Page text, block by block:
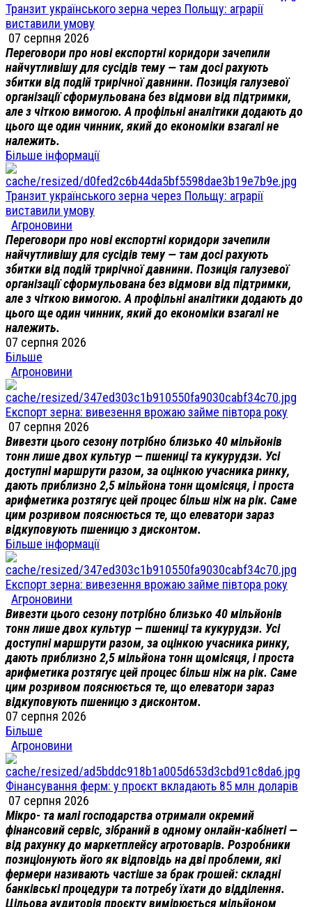
Транзит українського зерна через Польщу: аграрії
виставили умову
07 серпня 2026
Переговори про нові експортні коридори зачепили
найчутливішу для сусідів тему — там досі рахують
збитки від подій трирічної давнини. Позиція галузевої
організації сформульована без відмови від підтримки,
але з чіткою вимогою. А профільні аналітики додають до
цього ще один чинник, який до економіки взагалі не
належить.
Більше інформації
Транзит українського зерна через Польщу: аграрії
виставили умову
Агроновини
Переговори про нові експортні коридори зачепили
найчутливішу для сусідів тему — там досі рахують
збитки від подій трирічної давнини. Позиція галузевої
організації сформульована без відмови від підтримки,
але з чіткою вимогою. А профільні аналітики додають до
цього ще один чинник, який до економіки взагалі не
належить.
07 серпня 2026
Більше
Агроновини
Експорт зерна: вивезення врожаю займе півтора року
07 серпня 2026
Вивезти цього сезону потрібно близько 40 мільйонів
тонн лише двох культур — пшениці та кукурудзи. Усі
доступні маршрути разом, за оцінкою учасника ринку,
дають приблизно 2,5 мільйона тонн щомісяця, і проста
арифметика розтягує цей процес більш ніж на рік. Саме
цим розривом пояснюється те, що елеватори зараз
відкуповують пшеницю з дисконтом.
Більше інформації
Експорт зерна: вивезення врожаю займе півтора року
Агроновини
Вивезти цього сезону потрібно близько 40 мільйонів
тонн лише двох культур — пшениці та кукурудзи. Усі
доступні маршрути разом, за оцінкою учасника ринку,
дають приблизно 2,5 мільйона тонн щомісяця, і проста
арифметика розтягує цей процес більш ніж на рік. Саме
цим розривом пояснюється те, що елеватори зараз
відкуповують пшеницю з дисконтом.
07 серпня 2026
Більше
Агроновини
Фінансування ферм: у проєкт вкладають 85 млн доларів
07 серпня 2026
Мікро- та малі господарства отримали окремий
фінансовий сервіс, зібраний в одному онлайн-кабінеті —
від рахунку до маркетплейсу агротоварів. Розробники
позиціонують його як відповідь на дві проблеми, які
фермери називають частіше за брак грошей: складні
банківські процедури та потребу їхати до відділення.
Цільова аудиторія проєкту вимірюється мільйоном